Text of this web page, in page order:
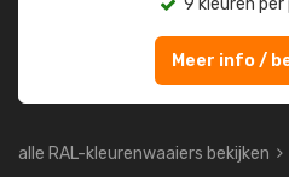
9 kleuren per
Meer info /
alle RAL-kleurenwaaiers bekijken